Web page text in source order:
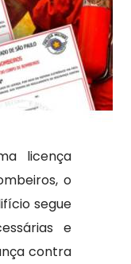
licença
o
segue
e
contra